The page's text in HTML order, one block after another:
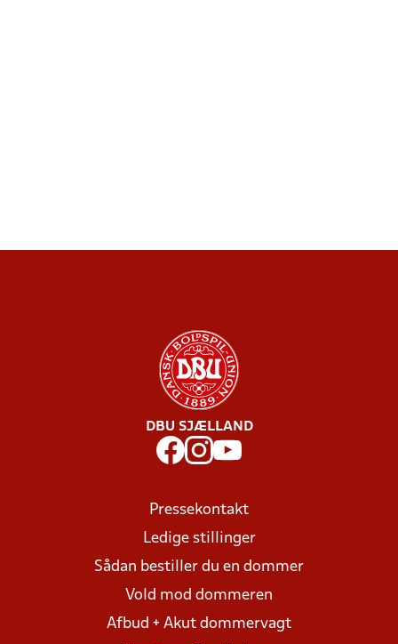
DBU SJÆLLAND
Pressekontakt
Ledige stillinger
Sådan bestiller du en dommer
Vold mod dommeren
Afbud + Akut dommervagt